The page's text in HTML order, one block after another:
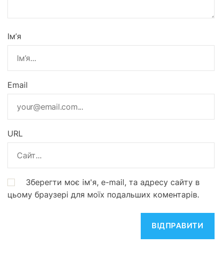
Ім’я
Email
URL
Зберегти моє ім'я, e-mail, та адресу сайту в
цьому браузері для моїх подальших коментарів.